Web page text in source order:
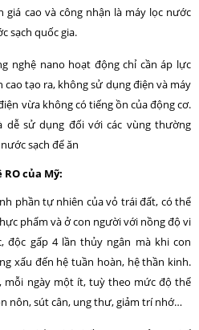
giá cao và công nhận là máy lọc nước
sạch quốc gia.
nghệ nano hoạt động chỉ cần áp lực
tạo ra, không sử dụng điện và máy
vừa không có tiếng ồn của động cơ.
dễ sử dụng đối với các vùng thường
sạch để ăn
của Mỹ:
phần tự nhiên của vỏ trái đất, có thể
phẩm và ở con người với nồng độ vi
độc gấp 4 lần thủy ngân mà khi con
xấu đến hệ tuần hoàn, hệ thần kinh.
ngày một ít, tuỳ theo mức độ thể
nôn, sút cân, ung thư, giảm trí nhớ…